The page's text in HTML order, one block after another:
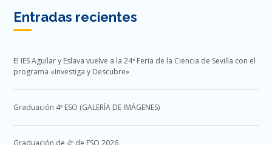
Entradas recientes
El IES Aguilar y Eslava vuelve a la 24ª Feria de la Ciencia de Sevilla con el
programa «Investiga y Descubre»
Graduación 4º ESO (GALERÍA DE IMÁGENES)